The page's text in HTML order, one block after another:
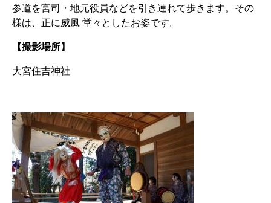
参道を宮司・地元役員などを引き連れて歩きます。その
様は、正に威風 堂々としたお姿です。
【撮影場所】
大宮住吉神社